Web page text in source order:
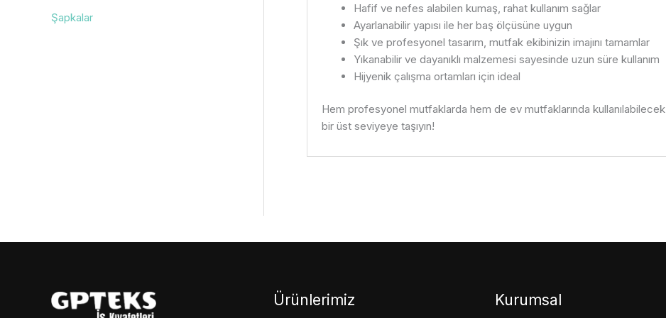
Şapkalar
Hafif ve nefes alabilen kumaş, rahat kullanım sağlar
Ayarlanabilir yapısı ile her baş ölçüsüne uygun
Şık ve profesyonel tasarım, mutfak ekibinizin imajını tamamlar
Yıkanabilir ve dayanıklı malzemesi sayesinde uzun süre kullanım
Hijyenik çalışma ortamları için ideal
Hem profesyonel mutfaklarda hem de ev mutfaklarında kullanılabilecek
bir üst seviyeye taşıyın!
Ürünlerimiz Kurumsal